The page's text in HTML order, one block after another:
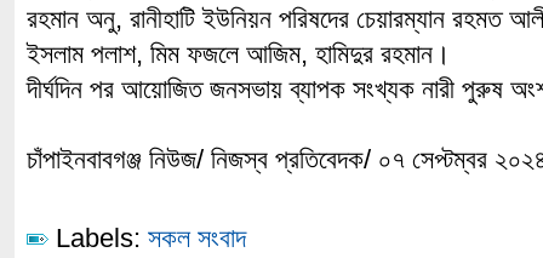
রহমান অনু, রানীহাটি ইউনিয়ন পরিষদের চেয়ারম্যান রহমত
ইসলাম পলাশ, মিম ফজলে আজিম, হামিদুর রহমান।
দীর্ঘদিন পর আয়োজিত জনসভায় ব্যাপক সংখ্যক নারী পুরুষ
চাঁপাইনবাবগঞ্জ নিউজ/ নিজস্ব প্রতিবেদক/ ০৭ সেপ্টম্বর
Labels: সকল সংবাদ